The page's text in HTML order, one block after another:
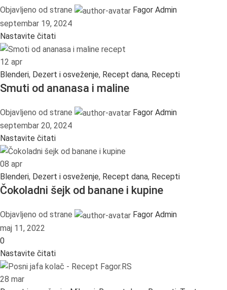
Objavljeno od strane
Fagor Admin
septembar 19, 2024
Nastavite čitati
12 apr
Blenderi, Dezert i osveženje, Recept dana, Recepti
Smuti od ananasa i maline
Objavljeno od strane
Fagor Admin
septembar 20, 2024
Nastavite čitati
08 apr
Blenderi, Dezert i osveženje, Recept dana, Recepti
Čokoladni šejk od banane i kupine
Objavljeno od strane
Fagor Admin
maj 11, 2022
0
Nastavite čitati
28 mar